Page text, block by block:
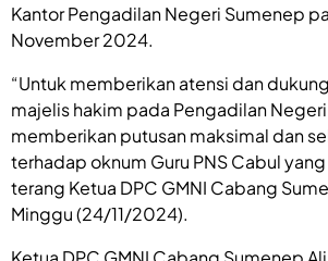
Kantor Pengadilan Negeri Sumenep
November 2024.
“Untuk memberikan atensi dan
majelis hakim pada Pengadilan
memberikan putusan maksimal dan
terhadap oknum Guru PNS Cabul
terang Ketua DPC GMNI Cabang
Minggu (24/11/2024).